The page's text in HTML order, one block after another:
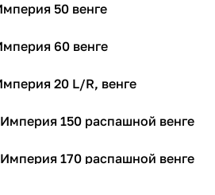
50 венге
60 венге
20 L/R, венге
150 распашной венге
170 распашной венге